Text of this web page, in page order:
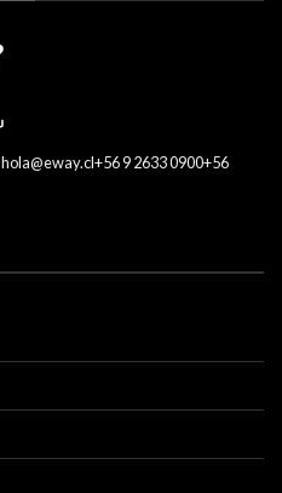
hola@eway.cl+56 9 2633 0900+56